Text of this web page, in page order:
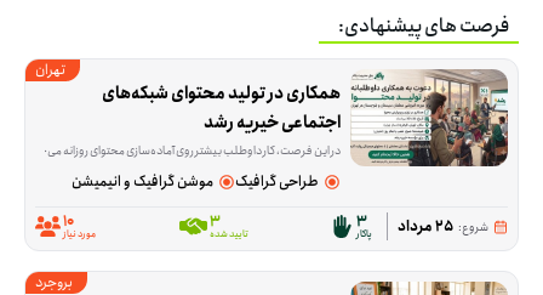
فرصت های پیشنهادی:
تهران
اجتماعی خیریه رشد
در این فرصت، کار داوطلب بیشتر روی آماده‌سازی محتوای روزانه می‌چرخد. راش‌ها و عکس‌ها از قبل در اختیار شما قرار می‌گیرد و لازم است از آن‌ها برای تدوین ریلز اینستاگرام، پست‌های
طراحی گرافیک موشن گرافیک و انیمیشن
شروع: 25 مرداد 3
پاکار 3
تایید شده 10
مورد نیاز
بروجرد